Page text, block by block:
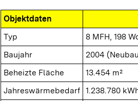
Objektdaten
Typ
8 MFH, 198
Baujahr
2004
Beheizte Fläche
13.454 m²
Jahreswärmebedarf 1.238.780